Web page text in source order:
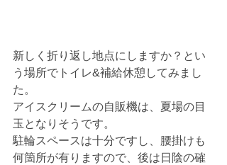
新しく折り返し地点にしますか？とい
う場所でトイレ&補給休憩してみまし
た。
アイスクリームの自販機は、夏場の目
玉となりそうです。
駐輪スペースは十分ですし、腰掛けも
何箇所が有りますので、後は日陰の確